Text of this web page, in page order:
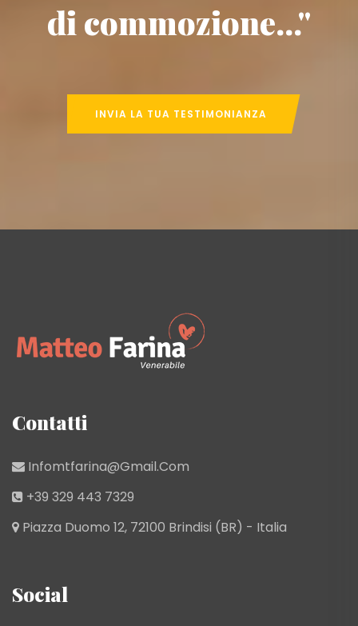
di commozione..."
INVIA LA TUA TESTIMONIANZA
Contatti
Infomtfarina@gmail.com
+39 329 443 7329
Piazza Duomo 12, 72100 Brindisi (BR) - Italia
Social